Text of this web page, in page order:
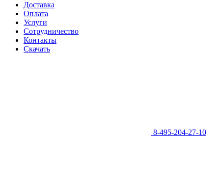
Доставка
Оплата
Услуги
Сотрудничество
Контакты
Скачать
8-495-204-27-10